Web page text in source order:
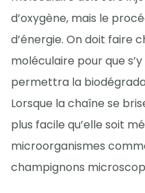
d’oxygène, mais le
d’énergie. On doit faire
moléculaire pour que
permettra la
Lorsque la chaîne se
plus facile qu’elle soit
microorganismes
champignons